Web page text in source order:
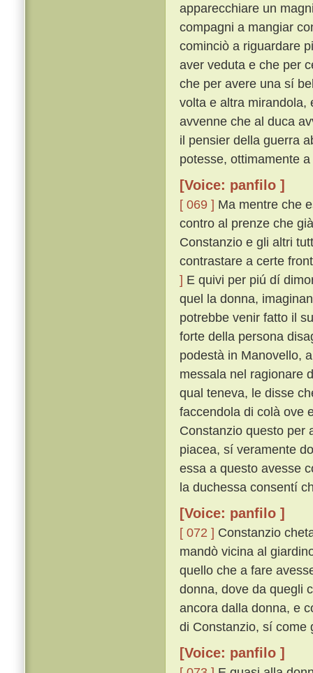
apparecchiare un
compagni a mangiar
cominciò a riguardare
aver veduta e che per
che per avere una sí
volta e altra mirandola,
avvenne che al duca
il pensier della guerra
potesse, ottimamente
[Voice: panfilo ]
[ 069 ] Ma mentre che
contro al prenze che
Constanzio e gli altri
contrastare a certe
] E quivi per piú dí
quel la donna,
potrebbe venir fatto il
forte della persona
podestà in Manovello,
messala nel ragionare
qual teneva, le disse
faccendola di colà ove
Constanzio questo per
piacea, sí veramente
essa a questo avesse
la duchessa consentí
[Voice: panfilo ]
[ 072 ] Constanzio
mandò vicina al
quello che a fare
donna, dove da quegli
ancora dalla donna, e
di Constanzio, sí come
[Voice: panfilo ]